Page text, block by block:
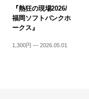
『熱狂の現場2026/
福岡ソフトバンクホ
ークス』
1,300円 — 2026.05.01